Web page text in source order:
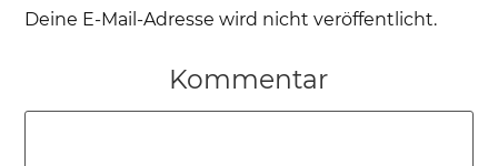
Deine E-Mail-Adresse wird nicht veröffentlicht.
Kommentar